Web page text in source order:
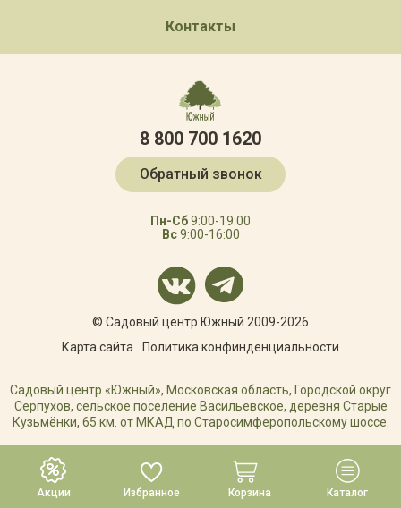
Акции Избранное Корзина Каталог
Контакты
8 800 700 1620
Обратный звонок
Пн-Сб9:00-19:00
Вс9:00-16:00
© Садовый центр Южный 2009-2026
Карта сайта
Политика конфинденциальности
Садовый центр «Южный», Московская область, Городской округ
Серпухов, сельское поселение Васильевское, деревня Старые
Кузьмёнки, 65 км. от МКАД по Старосимферопольскому шоссе.
РАЗРАБОТКА САЙТА